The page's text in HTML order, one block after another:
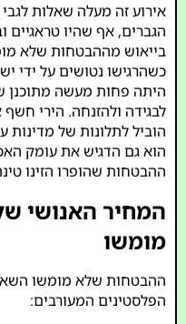
אירוע זה מעלה שאלות
הגברים, אף שהיו טראגיים
בייאוש מההבטחות שלא
כשהרגישו נטושים על ידי
היתה פחות מעשה מתוכנן
לבגידה ולהזנחה. הירי
הוביל לתלונות של מדינות
הוא גם הדגיש את עומק
ההבטחות שהופרו הזינו
המחיר האנושי
מומשו
ההבטחות שלא מומשו
הפלסטינים המעורבים: